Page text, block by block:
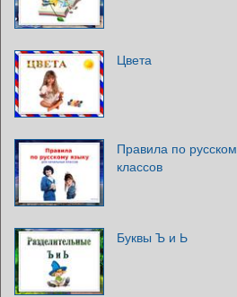
Цвета
Правила по
классов
Буквы Ъ и Ь